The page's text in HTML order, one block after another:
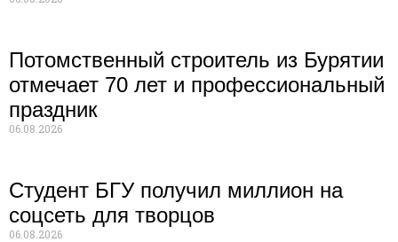
Потомственный строитель из Бурятии
отмечает 70 лет и профессиональный
праздник
06.08.2026
Студент БГУ получил миллион на
соцсеть для творцов
06.08.2026